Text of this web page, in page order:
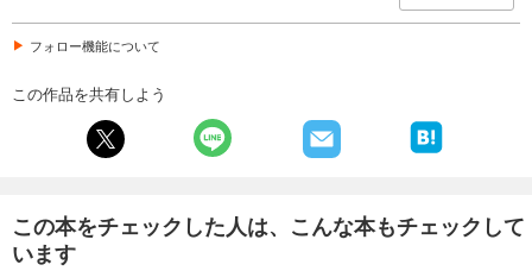
フォロー機能について
この作品を共有しよう
この本をチェックした人は、こんな本もチェックして
います